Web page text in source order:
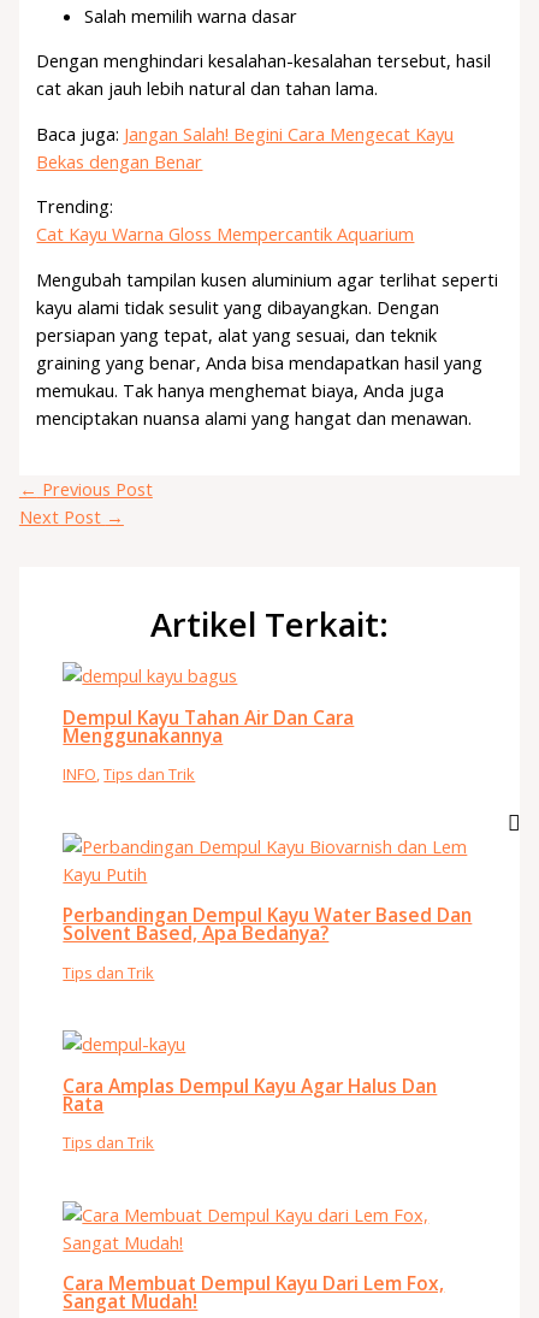
Salah memilih warna dasar
Dengan menghindari kesalahan-kesalahan tersebut, hasil
cat akan jauh lebih natural dan tahan lama.
Baca juga: Jangan Salah! Begini Cara Mengecat Kayu
Bekas dengan Benar
Trending:
Cat Kayu Warna Gloss Mempercantik Aquarium
Mengubah tampilan kusen aluminium agar terlihat seperti
kayu alami tidak sesulit yang dibayangkan. Dengan
persiapan yang tepat, alat yang sesuai, dan teknik
graining yang benar, Anda bisa mendapatkan hasil yang
memukau. Tak hanya menghemat biaya, Anda juga
menciptakan nuansa alami yang hangat dan menawan.
← Previous Post
Next Post →
Artikel Terkait:
Dempul Kayu Tahan Air Dan Cara
Menggunakannya
INFO,Tips dan Trik
Perbandingan Dempul Kayu Water Based Dan
Solvent Based, Apa Bedanya?
Tips dan Trik
Cara Amplas Dempul Kayu Agar Halus Dan
Rata
Tips dan Trik
Cara Membuat Dempul Kayu Dari Lem Fox,
Sangat Mudah!